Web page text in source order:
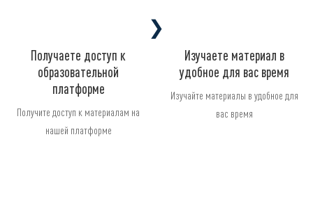
Получаете доступ к
образовательной
платформе
Получите доступ к материалам на
нашей платформе
❯
Изучаете материал в
удобное для вас время
Изучайте материалы в удобное для
вас время